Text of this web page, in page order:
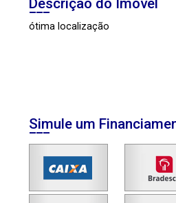
Descrição do Imóvel
ótima localização
Simule um